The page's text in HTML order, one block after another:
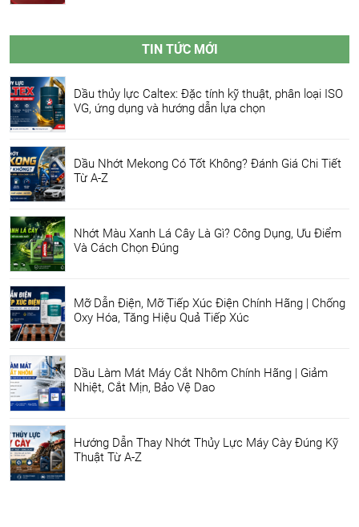
TIN TỨC MỚI
Dầu thủy lực Caltex: Đặc tính kỹ thuật, phân loại ISO
VG, ứng dụng và hướng dẫn lựa chọn
Dầu Nhớt Mekong Có Tốt Không? Đánh Giá Chi Tiết
Từ A-Z
Nhớt Màu Xanh Lá Cây Là Gì? Công Dụng, Ưu Điểm
Và Cách Chọn Đúng
Mỡ Dẫn Điện, Mỡ Tiếp Xúc Điện Chính Hãng | Chống
Oxy Hóa, Tăng Hiệu Quả Tiếp Xúc
Dầu Làm Mát Máy Cắt Nhôm Chính Hãng | Giảm
Nhiệt, Cắt Mịn, Bảo Vệ Dao
Hướng Dẫn Thay Nhớt Thủy Lực Máy Cày Đúng Kỹ
Thuật Từ A-Z